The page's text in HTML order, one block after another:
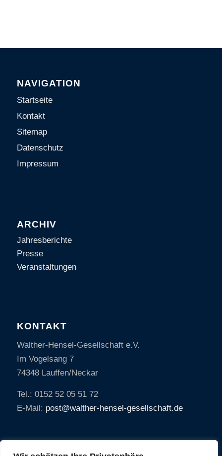
NAVIGATION
Startseite
Kontakt
Sitemap
Datenschutz
Impressum
ARCHIV
Jahresberichte
Presse
Veranstaltungen
KONTAKT
Walther-Hensel-Gesellschaft e.V.
Im Vogelsang 7
74348 Lauffen/Neckar
Tel.: 0152 52 05 51 72
E-Mail: post@walther-hensel-gesellschaft.de